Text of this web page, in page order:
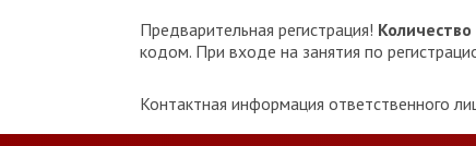
Предварительная регистрация!
кодом. При входе на занятия по
Контактная информация ответственного